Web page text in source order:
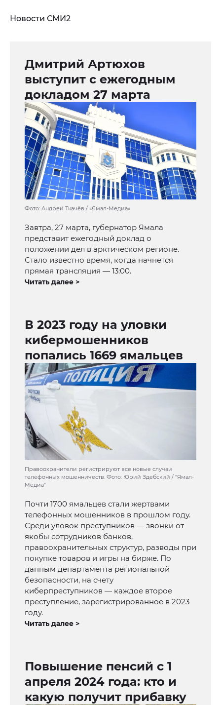
Новости СМИ2
Дмитрий Артюхов
выступит с ежегодным
докладом 27 марта
Фото: Андрей Ткачёв / «Ямал-Медиа»
Завтра, 27 марта, губернатор Ямала
представит ежегодный доклад о
положении дел в арктическом регионе.
Стало известно время, когда начнется
прямая трансляция — 13:00.
Читать далее >
В 2023 году на уловки
кибермошенников
попались 1669 ямальцев
Правоохранители регистрируют все новые случаи
телефонных мошенничеств. Фото: Юрий Здебский / "Ямал-
Медиа"
Почти 1700 ямальцев стали жертвами
телефонных мошенников в прошлом году.
Среди уловок преступников — звонки от
якобы сотрудников банков,
правоохранительных структур, разводы при
покупке товаров и игры на бирже. По
данным департамента региональной
безопасности, на счету
киберпреступников — каждое второе
преступление, зарегистрированное в 2023
году.
Читать далее >
Повышение пенсий с 1
апреля 2024 года: кто и
какую получит прибавку